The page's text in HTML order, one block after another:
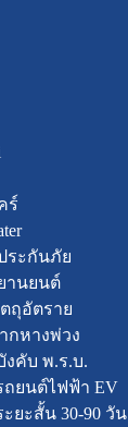
ร์
ระกันภัย
านยนต์
ถุอัตราย
กหางพ่วง
คับ พ.ร.บ.
ยนต์ไฟฟ้า EV
ยะสั้น 30-90 วัน